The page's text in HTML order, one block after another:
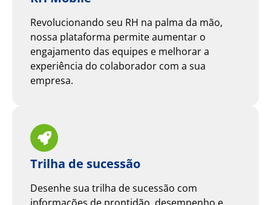
Revolucionando seu RH na palma da mão,
nossa plataforma permite aumentar o
engajamento das equipes e melhorar a
experiência do colaborador com a sua
empresa.
Trilha de sucessão
Desenhe sua trilha de sucessão com